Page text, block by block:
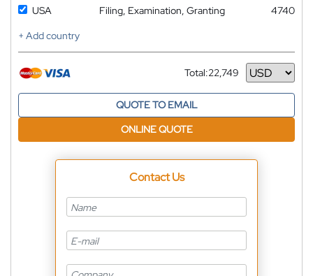
USA
Filing, Examination, Granting
4740
+ Add country
Total:22,749
Currency
QUOTE TO EMAIL
ONLINE QUOTE
Contact Us